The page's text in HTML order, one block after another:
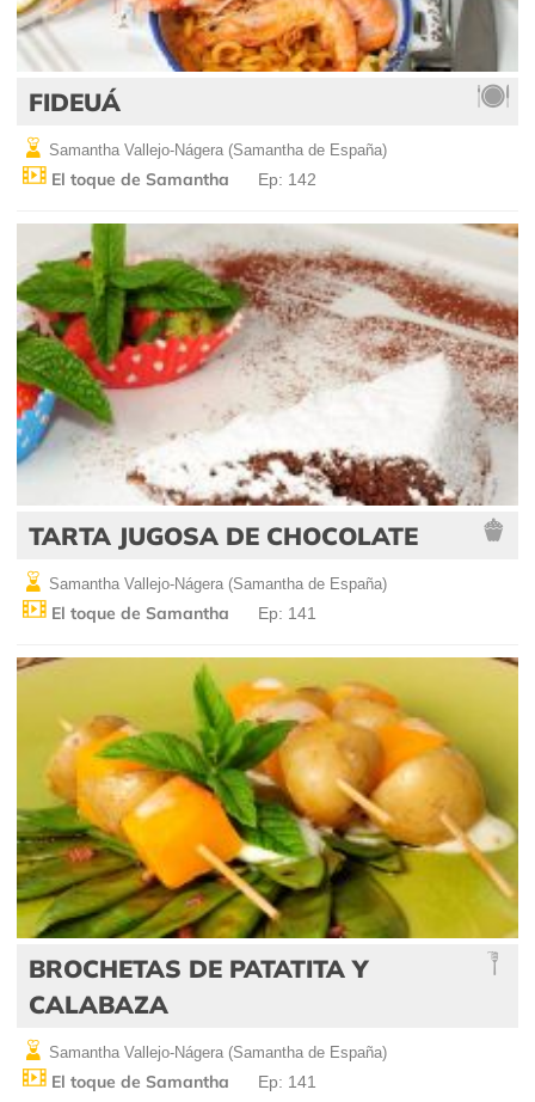
FIDEUÁ
Samantha Vallejo-Nágera (Samantha de España)
El toque de Samantha Ep: 142
TARTA JUGOSA DE CHOCOLATE
Samantha Vallejo-Nágera (Samantha de España)
El toque de Samantha Ep: 141
BROCHETAS DE PATATITA Y
CALABAZA
Samantha Vallejo-Nágera (Samantha de España)
El toque de Samantha Ep: 141